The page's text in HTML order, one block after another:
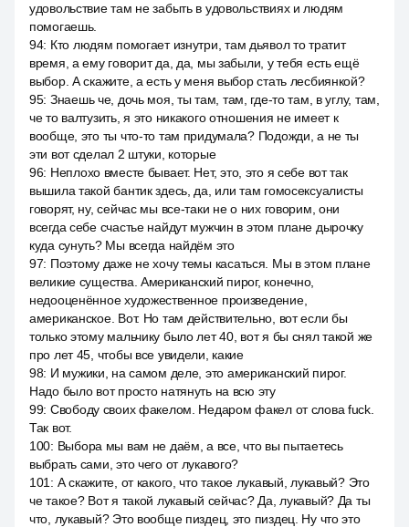
удовольствие там не забыть в удовольствиях и людям
помогаешь.
94: Кто людям помогает изнутри, там дьявол то тратит
время, а ему говорит да, да, мы забыли, у тебя есть ещё
выбор. А скажите, а есть у меня выбор стать лесбиянкой?
95: Знаешь че, дочь моя, ты там, там, где-то там, в углу, там,
че то валтузить, я это никакого отношения не имеет к
вообще, это ты что-то там придумала? Подожди, а не ты
эти вот сделал 2 штуки, которые
96: Неплохо вместе бывает. Нет, это, это я себе вот так
вышила такой бантик здесь, да, или там гомосексуалисты
говорят, ну, сейчас мы все-таки не о них говорим, они
всегда себе счастье найдут мужчин в этом плане дырочку
куда сунуть? Мы всегда найдём это
97: Поэтому даже не хочу темы касаться. Мы в этом плане
великие существа. Американский пирог, конечно,
недооценённое художественное произведение,
американское. Вот. Но там действительно, вот если бы
только этому мальчику было лет 40, вот я бы снял такой же
про лет 45, чтобы все увидели, какие
98: И мужики, на самом деле, это американский пирог.
Надо было вот просто натянуть на всю эту
99: Свободу своих факелом. Недаром факел от слова fuck.
Так вот.
100: Выбора мы вам не даём, а все, что вы пытаетесь
выбрать сами, это чего от лукавого?
101 : А скажите, от какого, что такое лукавый, лукавый? Это
че такое? Вот я такой лукавый сейчас? Да, лукавый? Да ты
что, лукавый? Это вообще пиздец, это пиздец. Ну что это